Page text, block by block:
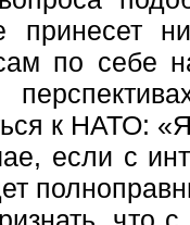
принесет
по себе
к НАТО:
если с